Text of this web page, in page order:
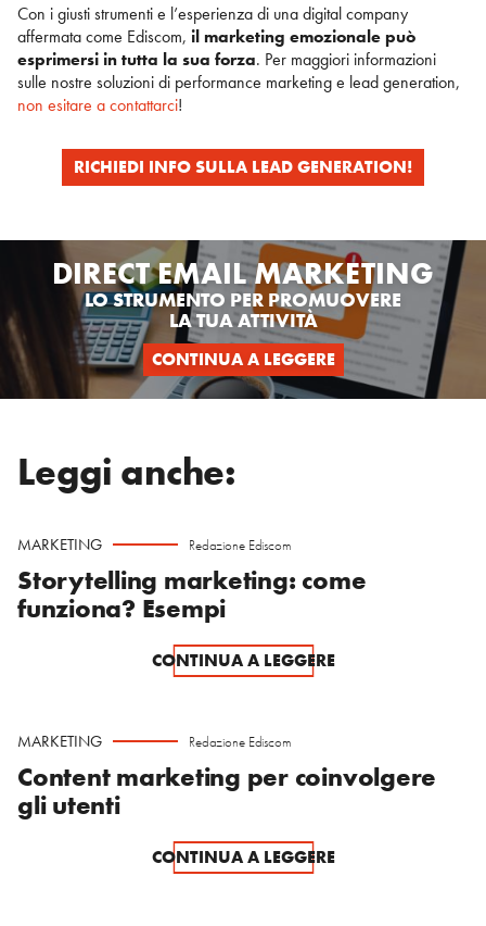
Con i giusti strumenti e l’esperienza di una digital company
affermata come Ediscom, il marketing emozionale può
esprimersi in tutta la sua forza. Per maggiori informazioni
sulle nostre soluzioni di performance marketing e lead generation,
non esitare a contattarci!
RICHIEDI INFO SULLA LEAD GENERATION!
DIRECT EMAIL MARKETING
LO STRUMENTO PER PROMUOVERE
LA TUA ATTIVITÀ
CONTINUA A LEGGERE
Leggi anche:
MARKETING Redazione Ediscom
Storytelling marketing: come
funziona? Esempi
CONTINUA A LEGGERE
MARKETING Redazione Ediscom
Content marketing per coinvolgere
gli utenti
CONTINUA A LEGGERE